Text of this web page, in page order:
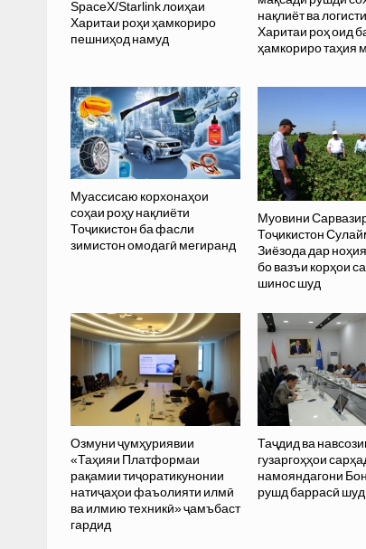
SpaceX/Starlink лоиҳаи
Харитаи роҳи ҳамкориро
пешниҳод намуд
нақлиёт ва
Харитаи роҳ оид
ҳамкориро таҳия
Муассисаю корхонаҳои
соҳаи роҳу нақлиёти
Тоҷикистон ба фасли
зимистон омодагӣ мегиранд
Муовини
Тоҷикистон
Зиёзода дар
бо вазъи корҳои
шинос шуд
Озмуни ҷумҳуриявии
«Таҳияи Платформаи
рақамии тиҷоратикунонии
натиҷаҳои фаъолияти илмӣ
ва илмию техникӣ» ҷамъбаст
гардид
Таҷдид ва
гузаргоҳҳои
намояндагони
рушд баррасӣ шуд